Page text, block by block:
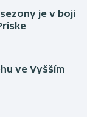
je v boji
ve Vyšším